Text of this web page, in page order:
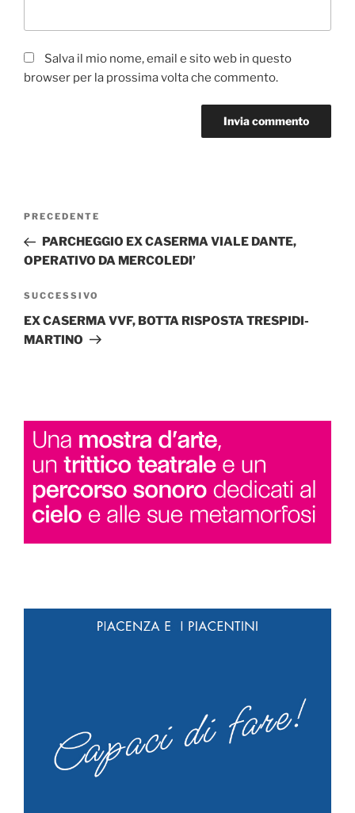
Salva il mio nome, email e sito web in questo
browser per la prossima volta che commento.
Navigazione
Articolo
precedente:
PRECEDENTE
PARCHEGGIO EX CASERMA VIALE DANTE,
OPERATIVO DA MERCOLEDI’
Articolo
successivo
SUCCESSIVO
EX CASERMA VVF, BOTTA RISPOSTA TRESPIDI-
MARTINO